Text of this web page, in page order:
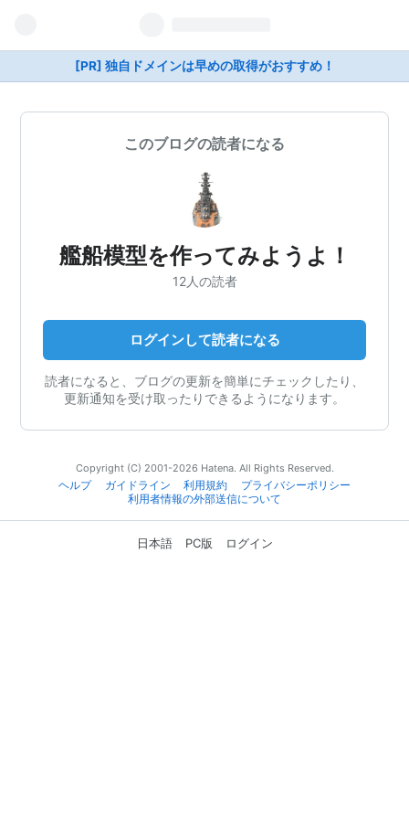
[PR] 独自ドメインは早めの取得がおすすめ！
このブログの読者になる
艦船模型を作ってみようよ！
12人の読者
ログインして読者になる
読者になると、ブログの更新を簡単にチェックしたり、
更新通知を受け取ったりできるようになります。
Copyright (C) 2001-2026 Hatena. All Rights Reserved.
ヘルプ
ガイドライン 利用規約
プライバシーポリシー
利用者情報の外部送信について
日本語 PC版 ログイン